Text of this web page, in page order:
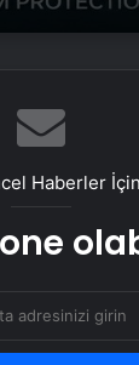
Haberler İçin